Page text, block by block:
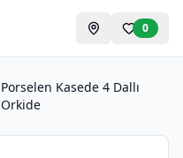
0
Porselen Kasede 4 Dallı
Orkide